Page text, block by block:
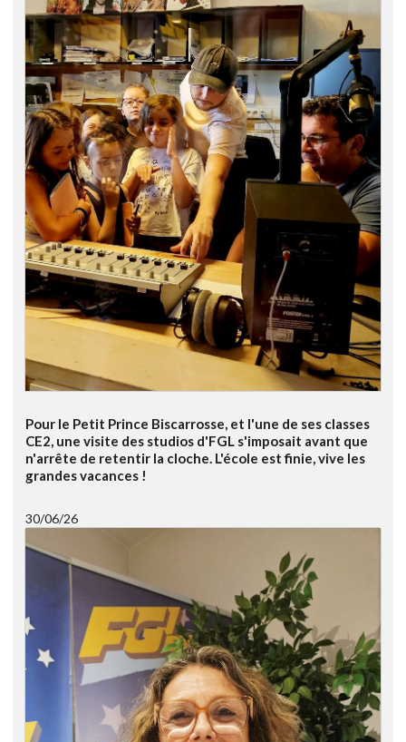
Pour le Petit Prince Biscarrosse, et l'une de ses classes
CE2, une visite des studios d'FGL s'imposait avant que
n'arrête de retentir la cloche. L'école est finie, vive les
grandes vacances !
30/06/26